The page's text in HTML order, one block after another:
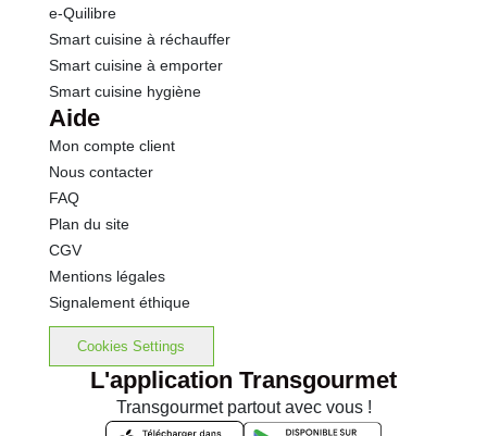
e-Quilibre
Smart cuisine à réchauffer
Smart cuisine à emporter
Smart cuisine hygiène
Aide
Mon compte client
Nous contacter
FAQ
Plan du site
CGV
Mentions légales
Signalement éthique
Cookies Settings
L'application Transgourmet
Transgourmet partout avec vous !